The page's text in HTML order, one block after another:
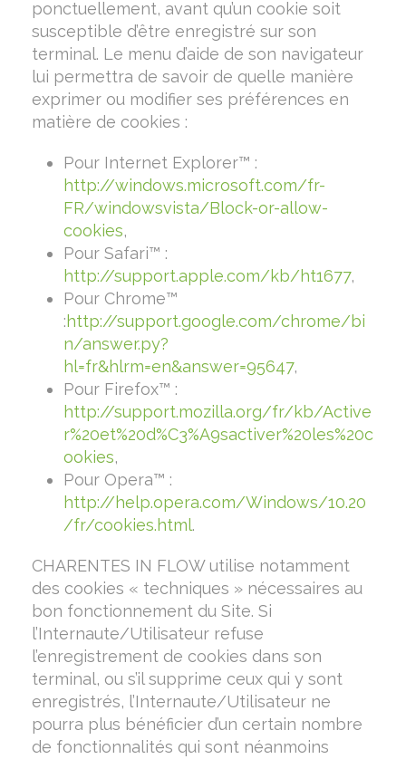
ponctuellement, avant qu’un cookie soit
susceptible d’être enregistré sur son
terminal. Le menu d’aide de son navigateur
lui permettra de savoir de quelle manière
exprimer ou modifier ses préférences en
matière de cookies :
Pour Internet Explorer™ :
http://windows.microsoft.com/fr-
FR/windowsvista/Block-or-allow-
cookies,
Pour Safari™ :
http://support.apple.com/kb/ht1677,
Pour Chrome™
:http://support.google.com/chrome/bi
n/answer.py?
hl=fr&hlrm=en&answer=95647,
Pour Firefox™ :
http://support.mozilla.org/fr/kb/Active
r%20et%20d%C3%A9sactiver%20les%20c
ookies,
Pour Opera™ :
http://help.opera.com/Windows/10.20
/fr/cookies.html.
CHARENTES IN FLOW utilise notamment
des cookies « techniques » nécessaires au
bon fonctionnement du Site. Si
l’Internaute/Utilisateur refuse
l’enregistrement de cookies dans son
terminal, ou s’il supprime ceux qui y sont
enregistrés, l’Internaute/Utilisateur ne
pourra plus bénéficier d’un certain nombre
de fonctionnalités qui sont néanmoins